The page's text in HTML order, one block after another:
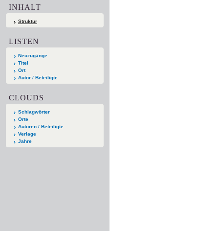
INHALT
Struktur
LISTEN
Neuzugänge
Titel
Ort
Autor / Beteiligte
CLOUDS
Schlagwörter
Orte
Autoren / Beteiligte
Verlage
Jahre